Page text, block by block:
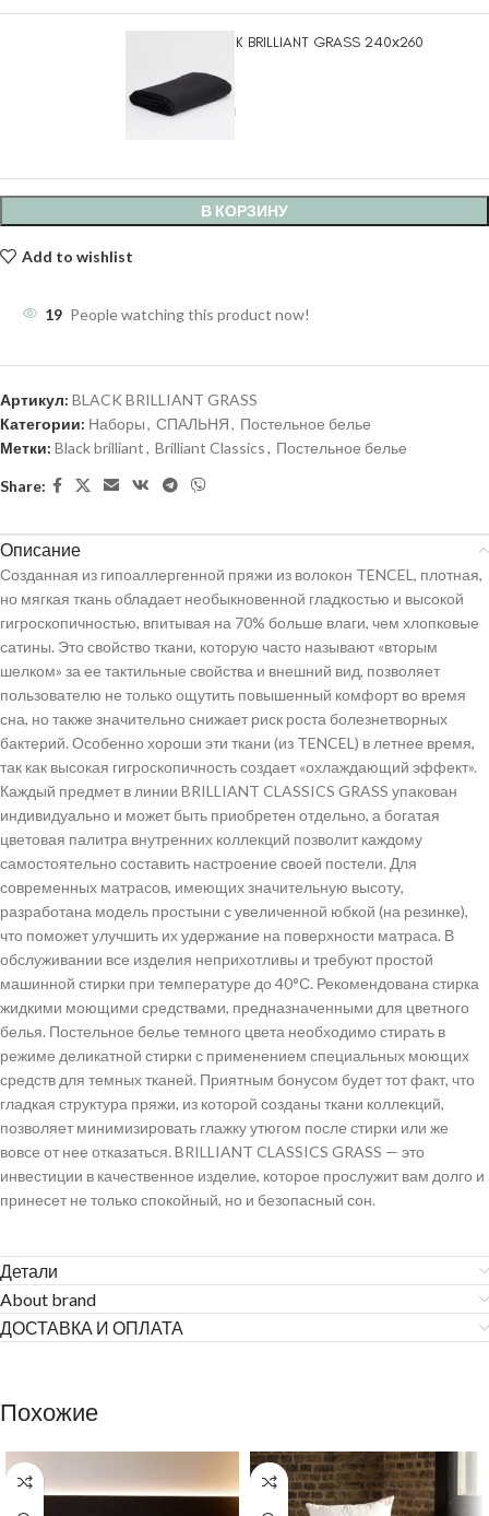
Простыня BLACK BRILLIANT GRASS 240х260
8.400
3 в наличии
В КОРЗИНУ
Add to wishlist
19 People watching this product now!
Артикул: BLACK BRILLIANT GRASS
Категории: Наборы, СПАЛЬНЯ, Постельное белье
Метки: Black brilliant, Brilliant Classics, Постельное белье
Share:
Описание
Созданная из гипоаллергенной пряжи из волокон TENCEL, плотная,
но мягкая ткань обладает необыкновенной гладкостью и высокой
гигроскопичностью, впитывая на 70% больше влаги, чем хлопковые
сатины. Это свойство ткани, которую часто называют «вторым
шелком» за ее тактильные свойства и внешний вид, позволяет
пользователю не только ощутить повышенный комфорт во время
сна, но также значительно снижает риск роста болезнетворных
бактерий. Особенно хороши эти ткани (из TENCEL) в летнее время,
так как высокая гигроскопичность создает «охлаждающий эффект».
Каждый предмет в линии BRILLIANT CLASSICS GRASS упакован
индивидуально и может быть приобретен отдельно, а богатая
цветовая палитра внутренних коллекций позволит каждому
самостоятельно составить настроение своей постели. Для
современных матрасов, имеющих значительную высоту,
разработана модель простыни с увеличенной юбкой (на резинке),
что поможет улучшить их удержание на поверхности матраса. В
обслуживании все изделия неприхотливы и требуют простой
машинной стирки при температуре до 40°С. Рекомендована стирка
жидкими моющими средствами, предназначенными для цветного
белья. Постельное белье темного цвета необходимо стирать в
режиме деликатной стирки с применением специальных моющих
средств для темных тканей. Приятным бонусом будет тот факт, что
гладкая структура пряжи, из которой созданы ткани коллекций,
позволяет минимизировать глажку утюгом после стирки или же
вовсе от нее отказаться. BRILLIANT CLASSICS GRASS — это
инвестиции в качественное изделие, которое прослужит вам долго и
принесет не только спокойный, но и безопасный сон.
Детали
About brand
ДОСТАВКА И ОПЛАТА
Похожие